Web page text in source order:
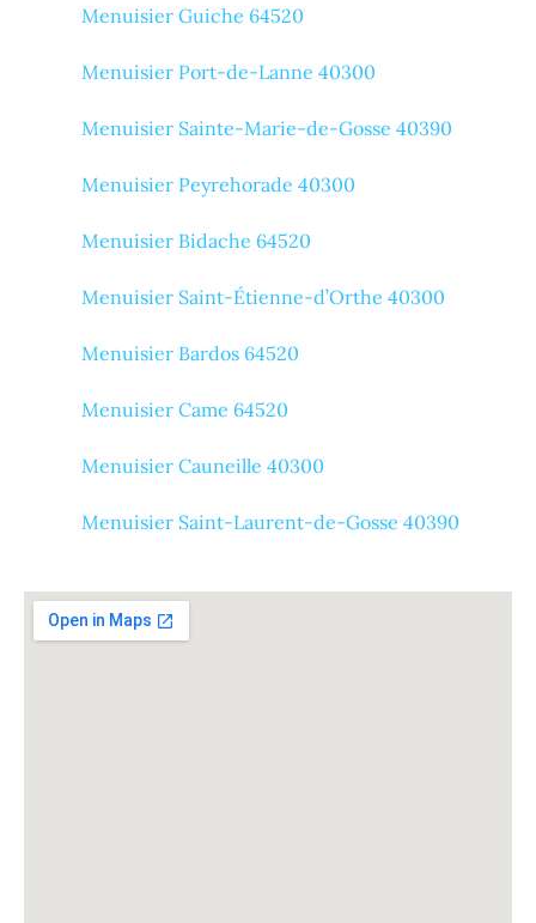
Menuisier Guiche 64520
Menuisier Port-de-Lanne 40300
Menuisier Sainte-Marie-de-Gosse 40390
Menuisier Peyrehorade 40300
Menuisier Bidache 64520
Menuisier Saint-Étienne-d’Orthe 40300
Menuisier Bardos 64520
Menuisier Came 64520
Menuisier Cauneille 40300
Menuisier Saint-Laurent-de-Gosse 40390